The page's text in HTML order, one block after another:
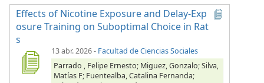
Effects of Nicotine Exposure and Delay-Exp
osure Training on Suboptimal Choice in Rat
s
13 abr. 2026- Facultad de Ciencias Sociales
Parrado , Felipe Ernesto; Miguez, Gonzalo; Silva,
Matías F; Fuentealba, Catalina Fernanda;